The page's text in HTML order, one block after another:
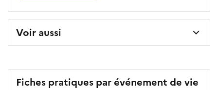
Voir aussi
Fiches pratiques par événement de vie